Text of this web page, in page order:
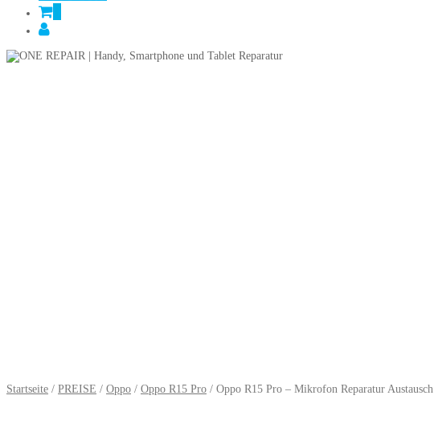
Startseite / PREISE / Oppo / Oppo R15 Pro / Oppo R15 Pro – Mikrofon Reparatur Austausch